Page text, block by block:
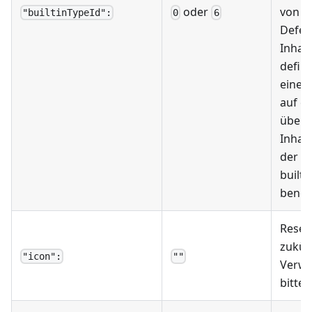
"builtinTypeId": 0 oder 6
von
auf
der
"icon": ""
bitte